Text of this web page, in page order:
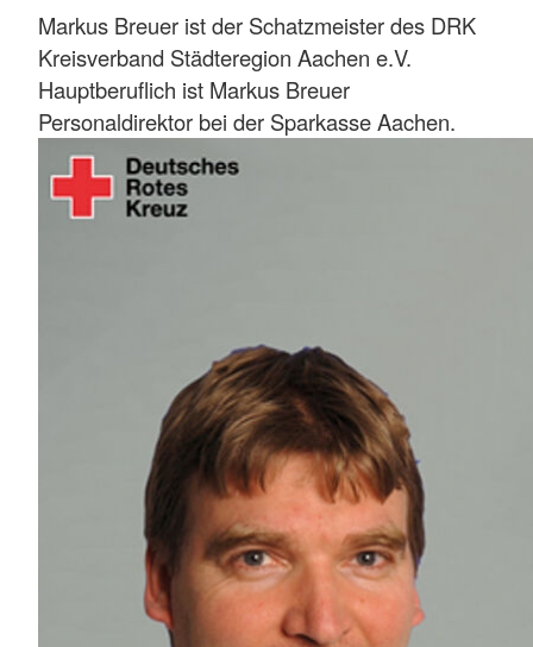
Markus Breuer ist der Schatzmeister des DRK
Kreisverband Städteregion Aachen e.V.
Hauptberuflich ist Markus Breuer
Personaldirektor bei der Sparkasse Aachen.